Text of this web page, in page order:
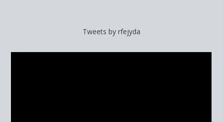
Tweets by rfejyda